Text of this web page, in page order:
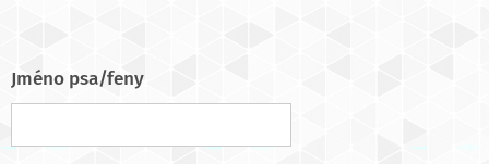
Jméno psa/feny